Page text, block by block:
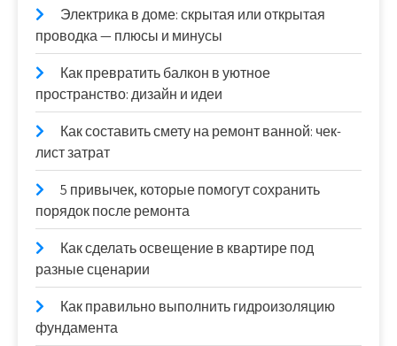
Электрика в доме: скрытая или открытая
проводка — плюсы и минусы
Как превратить балкон в уютное
пространство: дизайн и идеи
Как составить смету на ремонт ванной: чек-
лист затрат
5 привычек, которые помогут сохранить
порядок после ремонта
Как сделать освещение в квартире под
разные сценарии
Как правильно выполнить гидроизоляцию
фундамента